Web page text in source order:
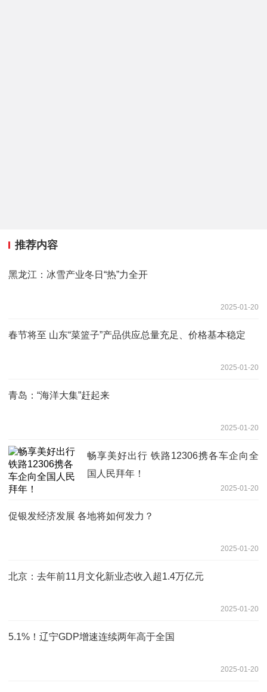
推荐内容
黑龙江：冰雪产业冬日“热”力全开
2025-01-20
春节将至 山东“菜篮子”产品供应总量充足、价格基本稳定
2025-01-20
青岛：“海洋大集”赶起来
2025-01-20
畅享美好出行 铁路12306携各车企向全
国人民拜年！
2025-01-20
促银发经济发展 各地将如何发力？
2025-01-20
北京：去年前11月文化新业态收入超1.4万亿元
2025-01-20
5.1%！辽宁GDP增速连续两年高于全国
2025-01-20